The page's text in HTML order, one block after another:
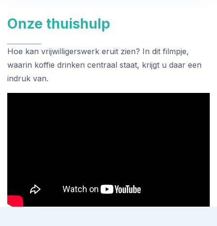
Onze thuishulp
Hoe kan vrijwilligerswerk eruit zien? In dit filmpje,
waarin koffie drinken centraal staat, krijgt u daar een
indruk van.